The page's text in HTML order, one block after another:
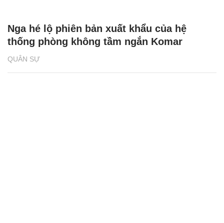
QUÂN SỰ
Nga hé lộ phiên bản xuất khẩu của hệ
thống phòng không tầm ngắn Komar